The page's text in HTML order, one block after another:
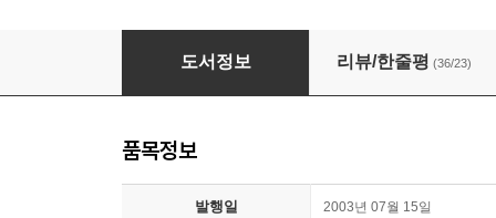
내가 죽어 누워 있을 때
도서정보 리뷰/한줄평 (36/23)
품목정보
발행일 2003년 07월 15일